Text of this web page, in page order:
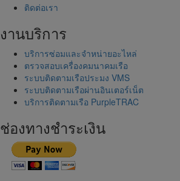
ติดต่อเรา
งานบริการ
บริการซ่อมและจำหน่ายอะไหล่
ตรวจสอบเครื่องคมนาคมเรือ
ระบบติดตามเรือประมง VMS
ระบบติดตามเรือผ่านอินเตอร์เน็ต
บริการติดตามเรือ PurpleTRAC
ช่องทางชำระเงิน